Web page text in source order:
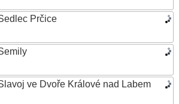
Prčice
ve Dvoře Králové nad Labem